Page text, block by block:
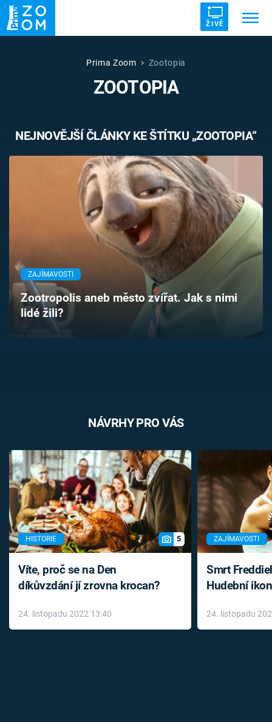
ŽIVĚ
UFO DRUHÁ SVĚTOVÁ VÁLKA
VETŘELCI DÁVNOVĚKU
TV Program
Časopis
Sledujte prima+
Prima Zoom Zootopia
ZOOTOPIA
NEJNOVĚJŠÍ ČLÁNKY KE ŠTÍTKU „ZOOTOPIA“
ZAJÍMAVOSTI
Zootropolis aneb město zvířat. Jak s nimi
lidé žili?
NÁVRHY PRO VÁS
HISTORIE 5
Víte, proč se na Den
díkůvzdání jí zrovna krocan?
24. listopadu 2022 13:40
ZAJÍMAVOSTI
Smrt
Hudební
léky
24. listopadu